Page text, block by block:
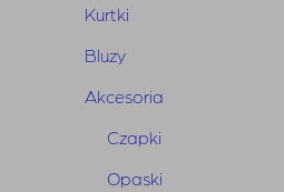
Kurtki
Bluzy
Akcesoria
Czapki
Opaski
Archiwa
październik 2019